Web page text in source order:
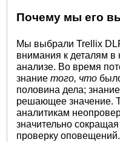
Почему мы его
Мы выбрали Trellix
внимания к деталям в
анализе. Во время
знаниетого, что
половина дела;
решающее значение.
аналитикам
значительно
проверку оповещений.